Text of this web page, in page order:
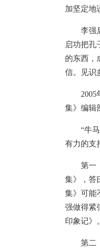
加坚定地
李强后
启功把孔
的东西，
信。见识
2005年
集》编辑
“牛马走
有力的支
第一，
集》，答
集》可能
强做得紧
印象记》
第二，